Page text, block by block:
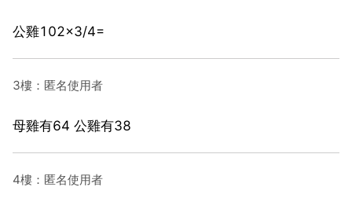
公雞102×3/4=
3樓：匿名使用者
母雞有64 公雞有38
4樓：匿名使用者